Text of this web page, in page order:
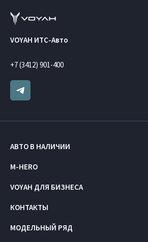
VOYAH ИТС-Авто
+7 (3412) 901-400
АВТО В НАЛИЧИИ
M-HERO
VOYAH ДЛЯ БИЗНЕСА
КОНТАКТЫ
МОДЕЛЬНЫЙ РЯД